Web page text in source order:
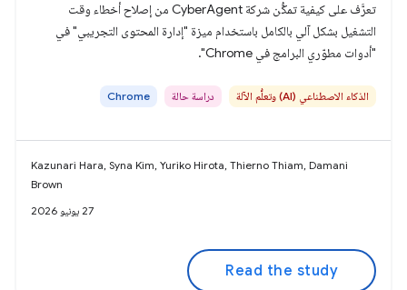
تعرَّف على كيفية تمكُّن شركة CyberAgent من إصلاح أخطاء وقت
التشغيل بشكل آلي بالكامل باستخدام ميزة "إدارة المحتوى التجريبي" في
"أدوات مطوّري البرامج في Chrome".
الذكاء الاصطناعي (AI) وتعلُّم الآلة دراسة حالة Chrome
Kazunari Hara, Syna Kim, Yuriko Hirota, Thierno Thiam, Damani
Brown
27 يونيو 2026
Read the study